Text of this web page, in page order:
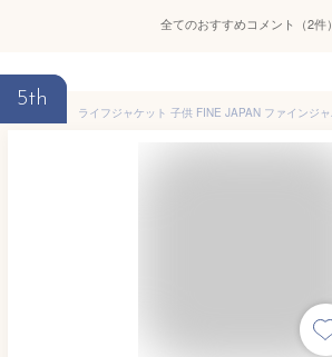
全てのおすすめコメント（2件）
5th